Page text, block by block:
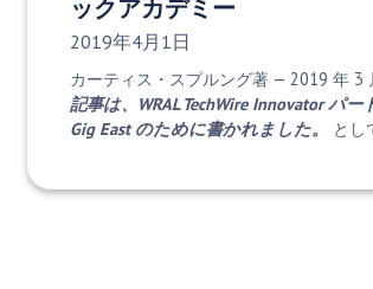
ックアカデミー
発行日:
2019年4月1日
カーティス・スプルング著 — 2019 年 3
記事は、WRAL TechWire Innovator パ
Gig East のために書かれました。
とし